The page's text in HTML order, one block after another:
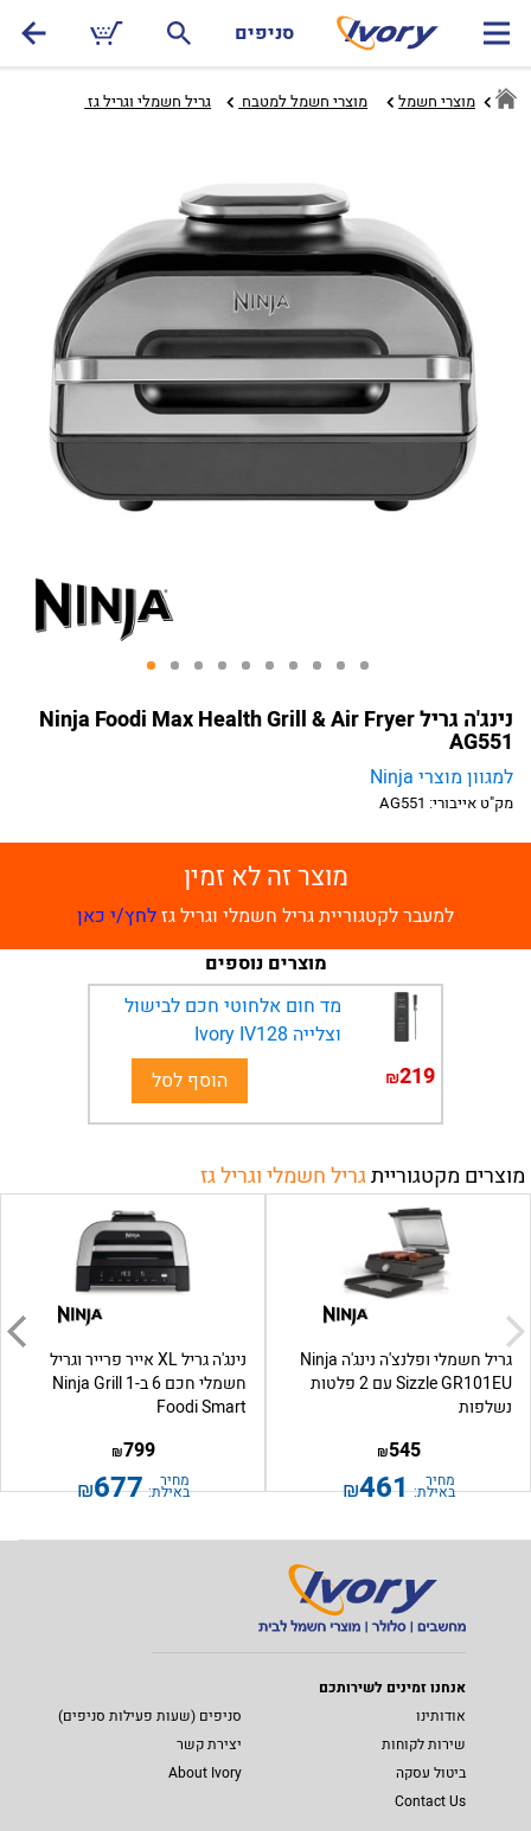
סניפים
מוצרי חשמל מוצרי חשמל למטבח ‏ גריל חשמלי וגריל גז ‏
נינג'ה גריל Ninja Foodi Max Health Grill & Air Fryer
AG551
למגוון מוצרי Ninja
מק"ט אייבורי: AG551
מוצר זה לא זמין
למעבר לקטגוריית גריל חשמלי וגריל גזלחץ/י כאן
מוצרים נוספים
מד חום אלחוטי חכם לבישול
וצלייה Ivory IV128
219
₪ הוסף לסל
מוצרים מקטגורייתגריל חשמלי וגריל גז
גריל חשמלי ופלנצ'ה נינג'ה Ninja
Sizzle GR101EU עם 2 פלטות
נשלפות
545
₪
מחיר
באילת: 461
₪
נינג'ה גריל XL אייר פרייר וגריל
חשמלי חכם 6 ב-1 Ninja Grill
Foodi Smart
799
₪
מחיר
באילת: 677
₪
אנחנו זמינים לשירותכם
אודותינו
סניפים (שעות פעילות סניפים)
שירות לקוחות
יצירת קשר
ביטול עסקה
About Ivory
Contact Us